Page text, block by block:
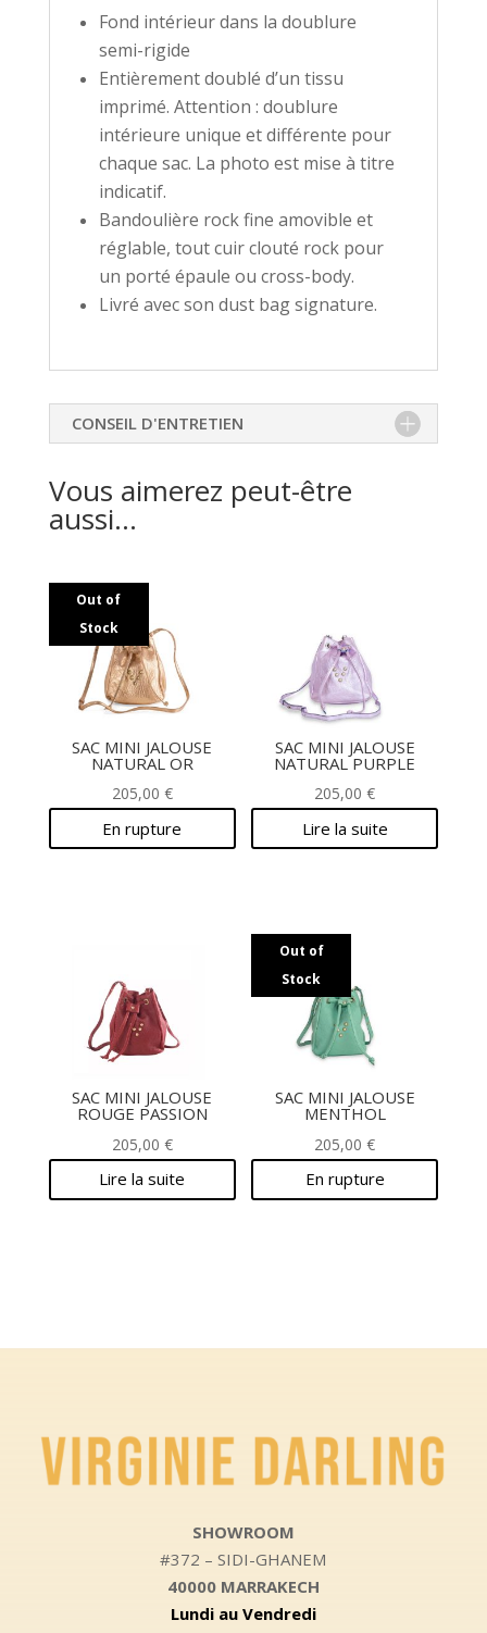
Fond intérieur dans la doublure
semi-rigide
Entièrement doublé d’un tissu
imprimé. Attention : doublure
intérieure unique et différente pour
chaque sac. La photo est mise à titre
indicatif.
Bandoulière rock fine amovible et
réglable, tout cuir clouté rock pour
un porté épaule ou cross-body.
Livré avec son dust bag signature.
CONSEIL D'ENTRETIEN
Vous aimerez peut-être
aussi…
Out of
Stock
SAC MINI JALOUSE
NATURAL OR
205,00 €
En rupture
SAC MINI JALOUSE
NATURAL PURPLE
205,00€
Lire la suite
SAC MINI JALOUSE
ROUGE PASSION
205,00 €
Lire la suite
Out of
Stock
SAC MINI JALOUSE
MENTHOL
205,00€
En rupture
SHOWROOM
#372 – SIDI-GHANEM
40000 MARRAKECH
Lundi au Vendredi